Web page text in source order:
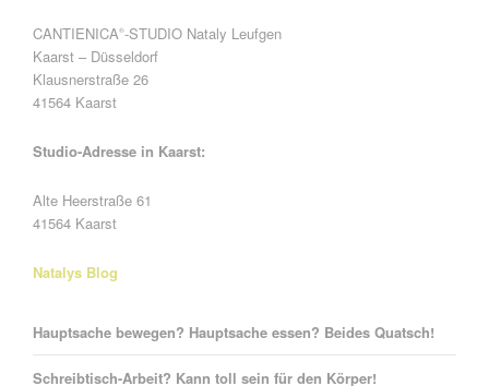
CANTIENICA®-STUDIO Nataly Leufgen
Kaarst – Düsseldorf
Klausnerstraße 26
41564 Kaarst
Studio-Adresse in Kaarst:
Alte Heerstraße 61
41564 Kaarst
Natalys Blog
Hauptsache bewegen? Hauptsache essen? Beides Quatsch!
Schreibtisch-Arbeit? Kann toll sein für den Körper!